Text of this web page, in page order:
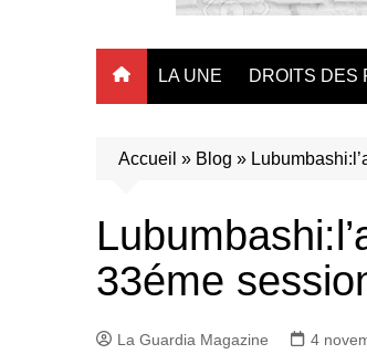
LA UNE DROITS DES
Accueil » Blog »
33éme
La Guardia Magazine 4